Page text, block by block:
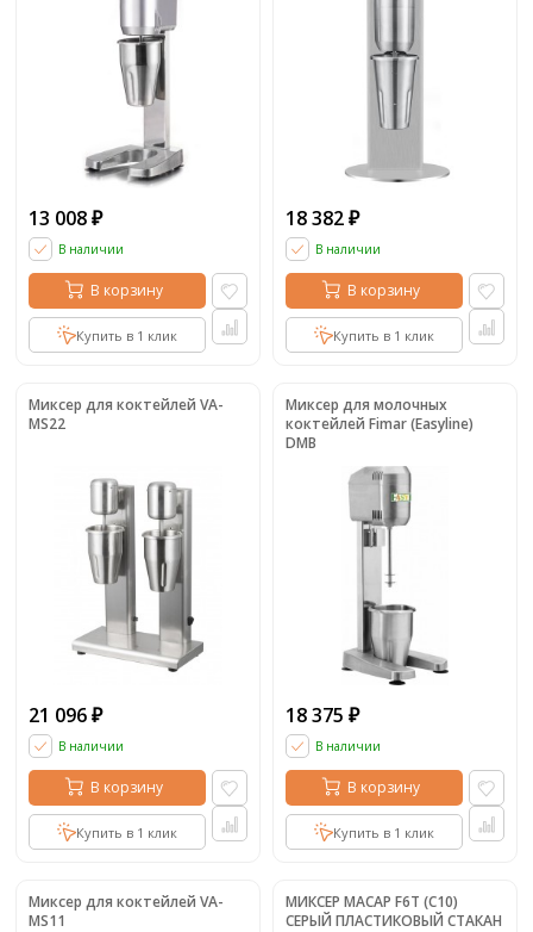
13 008 ₽
В наличии
В корзину
Купить в 1 клик
18 382 ₽
В наличии
В корзину
Купить в 1 клик
Миксер для коктейлей VA-
MS22
21 096 ₽
В наличии
В корзину
Купить в 1 клик
Миксер для молочных
коктейлей Fimar (Easyline)
DMB
18 375 ₽
В наличии
В корзину
Купить в 1 клик
Миксер для коктейлей VA-
MS11
МИКСЕР MACAP F6T (C10)
СЕРЫЙ ПЛАСТИКОВЫЙ СТАКАН